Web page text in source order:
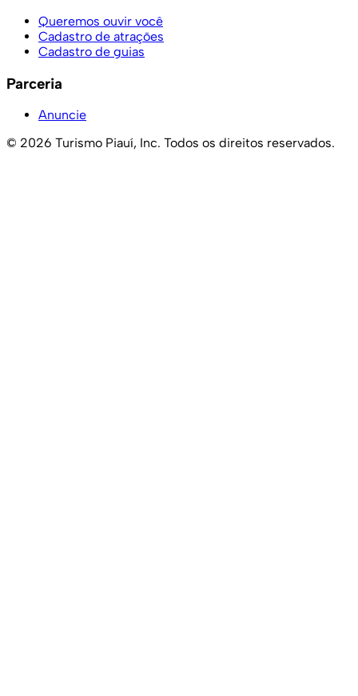
Queremos ouvir você
Cadastro de atrações
Cadastro de guias
Parceria
Anuncie
© 2026 Turismo Piauí, Inc. Todos os direitos reservados.